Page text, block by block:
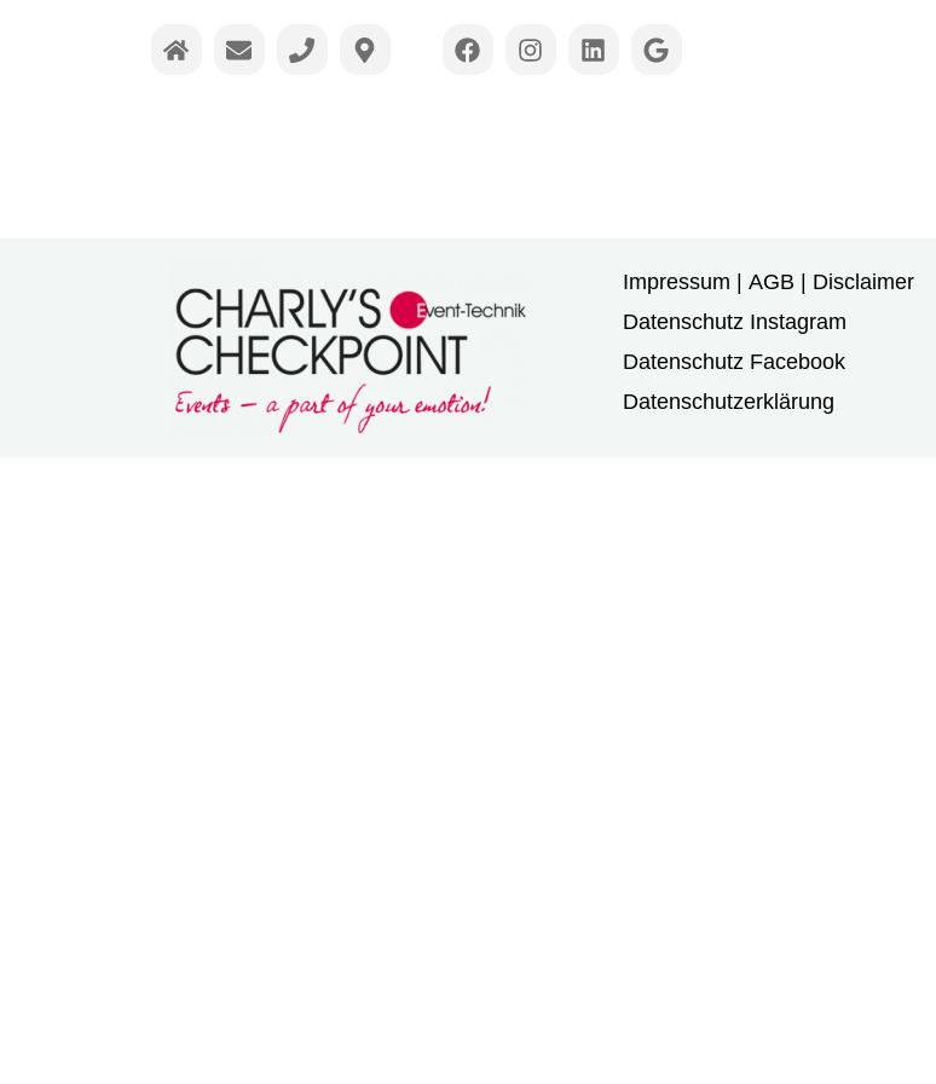
Charlys Checkpoint
Impressum | AGB | Disclaimer
Datenschutz Instagram
Datenschutz Facebook
Datenschutzerklärung